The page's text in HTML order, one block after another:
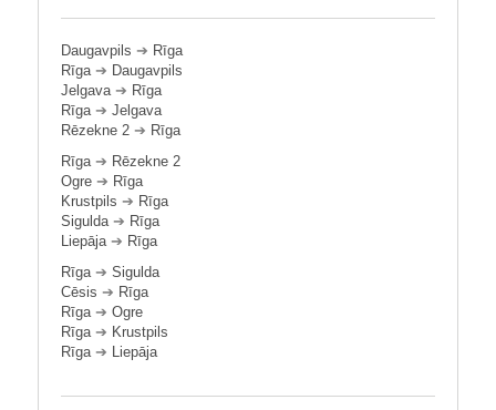
Daugavpils ➔ Rīga
Rīga➔ Daugavpils
Jelgava➔ Rīga
Rīga➔ Jelgava
Rēzekne 2 ➔ Rīga
Rīga➔ Rēzekne 2
Ogre ➔ Rīga
Krustpils ➔ Rīga
Sigulda➔ Rīga
Liepāja➔ Rīga
Rīga➔ Sigulda
Cēsis ➔ Rīga
Rīga➔ Ogre
Rīga➔ Krustpils
Rīga➔ Liepāja